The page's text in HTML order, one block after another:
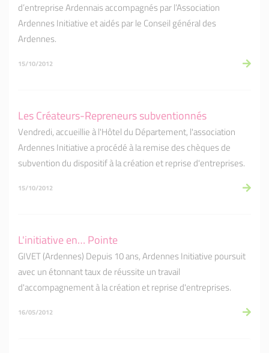
d’entreprise Ardennais accompagnés par l’Association
Ardennes Initiative et aidés par le Conseil général des
Ardennes.
15/10/2012
Les Créateurs-Repreneurs subventionnés
Vendredi, accueillie à l'Hôtel du Département, l'association
Ardennes Initiative a procédé à la remise des chèques de
subvention du dispositif à la création et reprise d'entreprises.
15/10/2012
L'initiative en… Pointe
GIVET (Ardennes) Depuis 10 ans, Ardennes Initiative poursuit
avec un étonnant taux de réussite un travail
d'accompagnement à la création et reprise d'entreprises.
16/05/2012